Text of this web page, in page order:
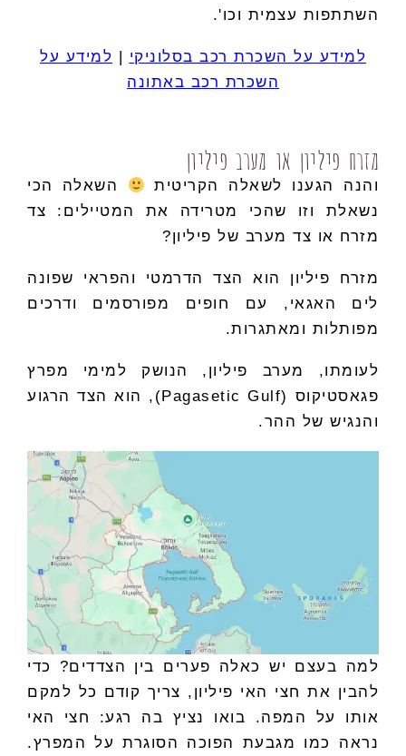
השתתפות עצמית וכו'.
למידע על השכרת רכב בסלוניקי
למידע על
השכרת רכב באתונה
מזרח פיליון או מערב פיליון
והנה הגענו לשאלה הקריטית
השאלה הכי
נשאלת וזו שהכי מטרידה את המטיילים: צד
מזרח או צד מערב של פיליון?
מזרח פיליון הוא הצד הדרמטי והפראי שפונה
לים האגאי, עם חופים מפורסמים ודרכים
מפותלות ומאתגרות.
לעומתו, מערב פיליון, הנושק למימי מפרץ
פגאסטיקוס (Pagasetic Gulf), הוא הצד הרגוע
והנגיש של ההר.
למה בעצם יש כאלה פערים בין הצדדים? כדי
להבין את חצי האי פיליון, צריך קודם כל למקם
אותו על המפה. בואו נציץ בה רגע: חצי האי
נראה כמו מגבעת הפוכה הסוגרת על המפרץ.